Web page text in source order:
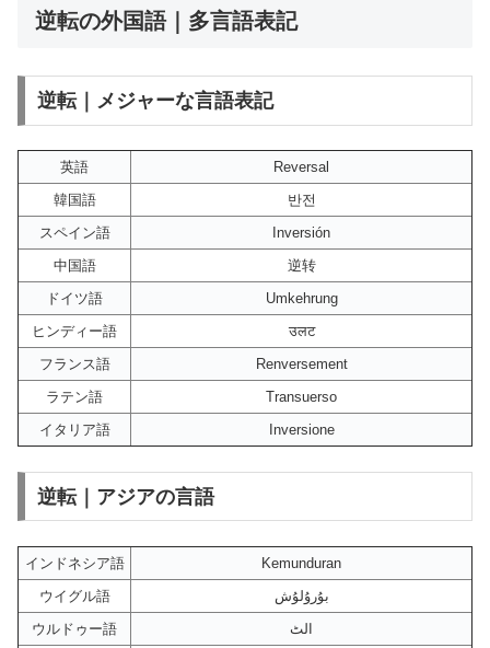
逆転の外国語｜多言語表記
逆転｜メジャーな言語表記
英語
Reversal
韓国語
반전
スペイン語
Inversión
中国語
逆转
ドイツ語
Umkehrung
ヒンディー語
उलट
フランス語
Renversement
ラテン語
Transuerso
イタリア語
Inversione
逆転｜アジアの言語
インドネシア語
Kemunduran
ウイグル語
بۇرۇلۇش
ウルドゥー語
الٹ